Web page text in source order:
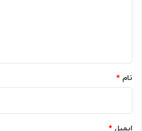
ن
د
د
ک
د
نام *
ایمیل *